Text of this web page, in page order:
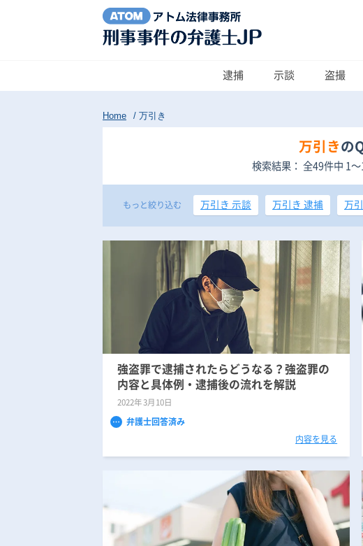
刑事事件
刑事
家族
刑事
アトムに
弁護
アク
逮捕 示談 盗撮
Home / 万引き
万引き の
検索結果： 全49件中 1
もっと絞り込む 万引き 示談 万引き 逮捕 万
強盗罪で逮捕されたらどうなる？強盗罪の
内容と具体例・逮捕後の流れを解説
2022年3月10日
弁護士回答済み
内容を見る